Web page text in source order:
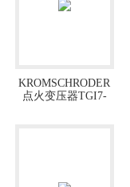
KROMSCHRODER
点火变压器TGI7-